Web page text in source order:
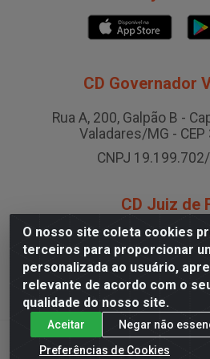
O nosso site coleta cookies
terceiros para proporcionar
personalizada ao usuário,
relevante de acordo com o
qualidade do nosso site.
Aceitar
Negar não
Preferências de Cookies
CD Governador
Rua A, 200, Galpão B -
Valadares/MG -
CNPJ
CD Juiz de
Rodovia BR-040 , Nº 0, Área
LOG - São Pedro,
CNPJ